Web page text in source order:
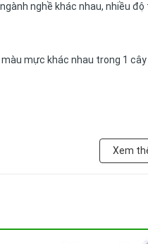
nghề khác nhau, nhiều độ
mực khác nhau trong 1
Xem